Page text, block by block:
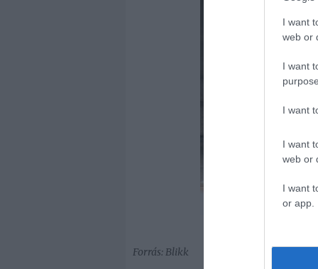
I want
web or
I want
I want
I want
web or
I want
or app.
Forrás: Blikk